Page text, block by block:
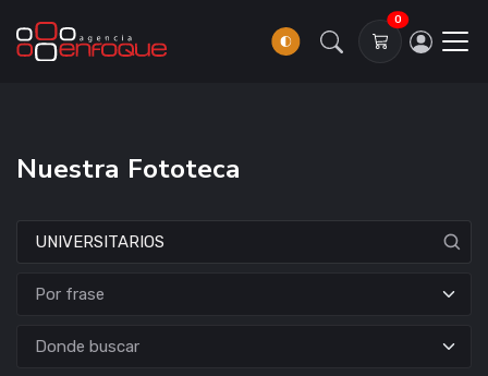
0
Nuestra Fototeca
Donde buscar